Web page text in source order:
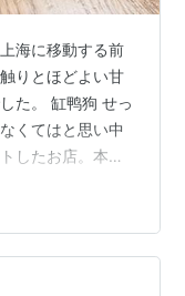
海に移動する前
りとほどよい甘
た。 缸鸭狗 せっ
くてはと思い中
したお店。本当
紹介は歴史ある
体はショッピン
内は天井が低め
。 メニューは